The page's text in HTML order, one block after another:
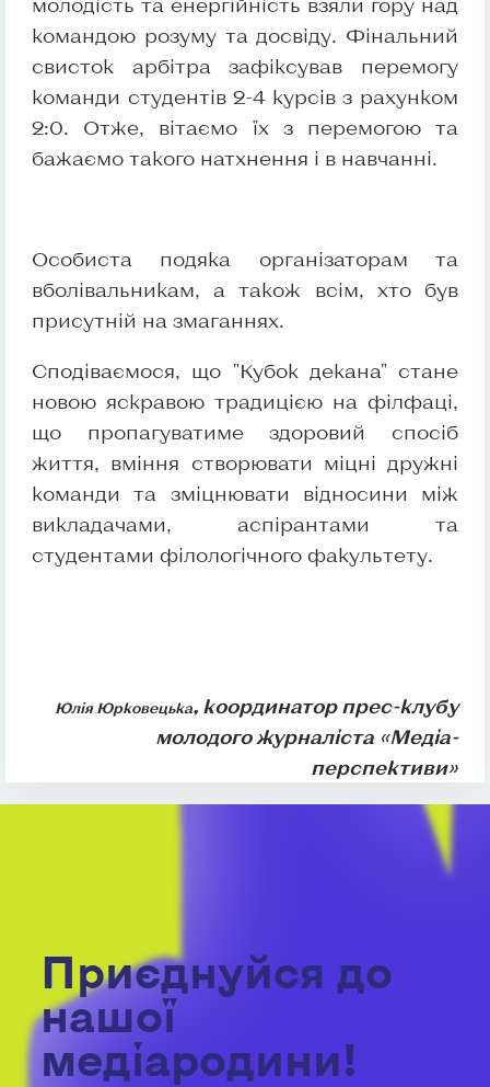
командою розуму та досвіду. Фінальний
свисток арбітра зафіксував перемогу
команди студентів 2-4 курсів з рахунком
2:0. Отже, вітаємо їх з перемогою та
бажаємо такого натхнення і в навчанні.
Особиста подяка організаторам та
вболівальникам, а також всім, хто був
присутній на змаганнях.
Сподіваємося, що "Кубок декана" стане
новою яскравою традицією на філфаці,
що пропагуватиме здоровий спосіб
життя, вміння створювати міцні дружні
команди та зміцнювати відносини між
викладачами, аспірантами та
студентами філологічного факультету.
Юлія Юрковецька, координатор прес-клубу
молодого журналіста «Медіа-
перспективи»
Приєднуйся до
нашої
медіародини!